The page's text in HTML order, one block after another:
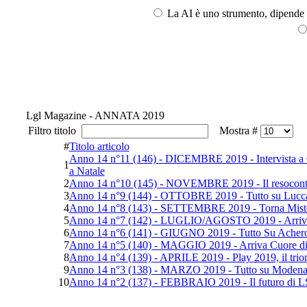
La AI è uno strumento, dipende
Lgl Magazine - ANNATA 2019
Filtro titolo
Mostra #
#Titolo articolo
1
Anno 14 n°11 (146) - DICEMBRE 2019 - Intervista
a Natale
2Anno 14 n°10 (145) - NOVEMBRE 2019 - Il
3Anno 14 n°9 (144) - OTTOBRE 2019 - Tutto su
4Anno 14 n°8 (143) - SETTEMBRE 2019 - Torna
5Anno 14 n°7 (142) - LUGLIO/AGOSTO 2019 -
6Anno 14 n°6 (141) - GIUGNO 2019 - Tutto Su
7Anno 14 n°5 (140) - MAGGIO 2019 - Arriva Cuore
8Anno 14 n°4 (139) - APRILE 2019 - Play 2019, il
9Anno 14 n°3 (138) - MARZO 2019 - Tutto su
10Anno 14 n°2 (137) - FEBBRAIO 2019 - Il futuro di